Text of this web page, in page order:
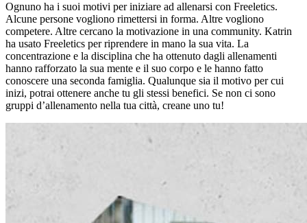
Ognuno ha i suoi motivi per iniziare ad allenarsi con Freeletics.
Alcune persone vogliono rimettersi in forma. Altre vogliono
competere. Altre cercano la motivazione in una community. Katrin
ha usato Freeletics per riprendere in mano la sua vita. La
concentrazione e la disciplina che ha ottenuto dagli allenamenti
hanno rafforzato la sua mente e il suo corpo e le hanno fatto
conoscere una seconda famiglia. Qualunque sia il motivo per cui
inizi, potrai ottenere anche tu gli stessi benefici. Se non ci sono
gruppi d’allenamento nella tua città, creane uno tu!